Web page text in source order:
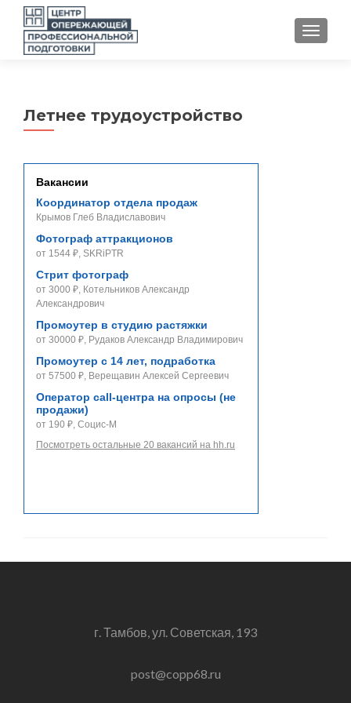
Летнее трудоустройство
Вакансии
Координатор отдела продаж
Крымов Глеб Владиславович
Фотограф аттракционов
от 1544 ₽, SKRiPTR
Стрит фотограф
от 3000 ₽, Котельников Александр
Александрович
Промоутер в студию растяжки
от 30000 ₽, Рудаков Александр Владимирович
Промоутер с 14 лет, подработка
от 57500 ₽, Верещавин Алексей Сергеевич
Оператор call-центра на опросы (не
продажи)
от 190 ₽, Социс-М
Посмотреть остальные 20 вакансий на hh.ru
г. Тамбов, ул. Советская, 193
post@copp68.ru